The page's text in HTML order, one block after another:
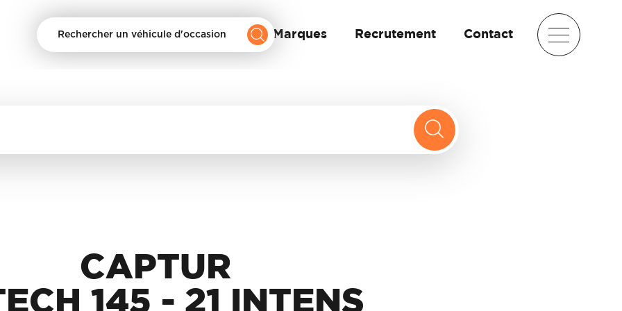
Rechercher un véhicule d'occasion Nos Marques Recrutement Contact
CAPTUR
145 - 21 INTENS